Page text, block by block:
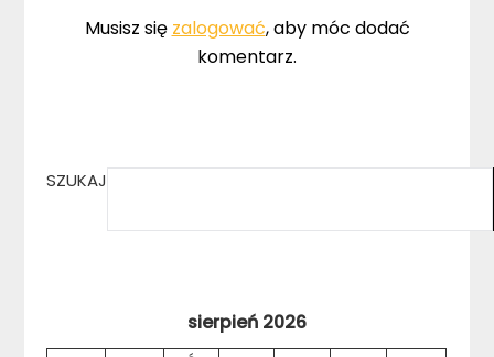
Musisz się zalogować, aby móc dodać
komentarz.
SZUKAJ
sierpień 2026